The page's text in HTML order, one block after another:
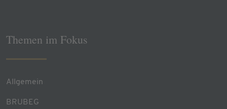
Themen im Fokus
Allgemein
BRUBEG